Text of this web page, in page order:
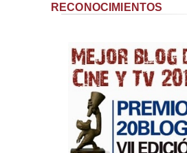
RECONOCIMIENTOS